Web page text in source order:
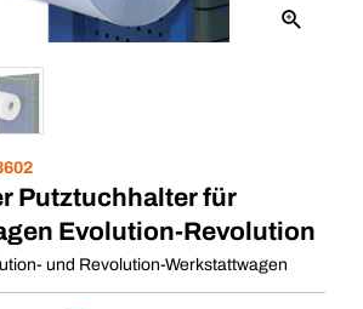
Putztuchhalter für
Evolution-Revolution
und Revolution-Werkstattwagen